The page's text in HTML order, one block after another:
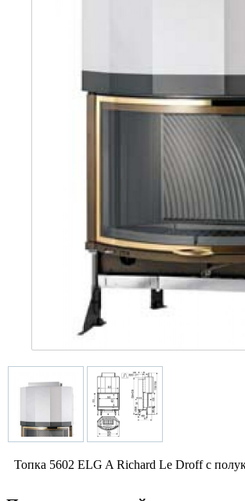
Топка 5602 ELG A Richard Le Droff с